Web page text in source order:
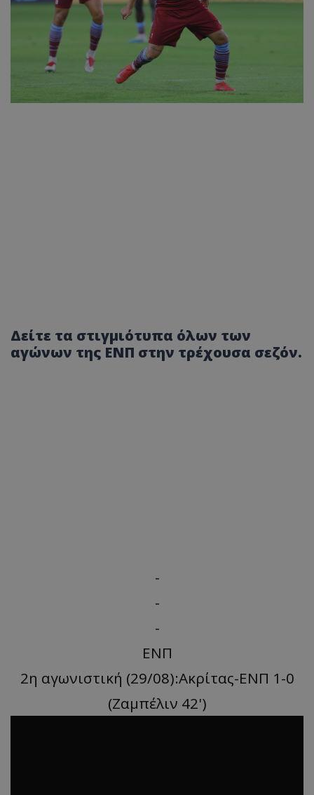
Δείτε τα στιγμιότυπα όλων των
αγώνων της ΕΝΠ στην τρέχουσα σεζόν.
-
-
-
ΕΝΠ
2η αγωνιστική (29/08):Ακρίτας-ΕΝΠ 1-0
(Ζαμπέλιν 42')